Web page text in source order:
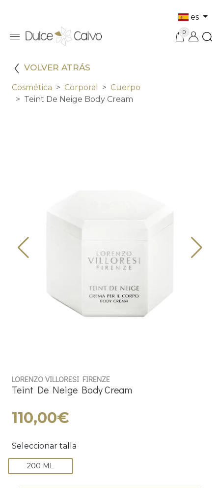
es
0
VOLVER ATRÁS
Cosmética Corporal
Cuerpo
Teint De Neige Body Cream
LORENZO VILLORESI FIRENZE
Teint De Neige Body Cream
110,00€
Seleccionar talla
200 ML